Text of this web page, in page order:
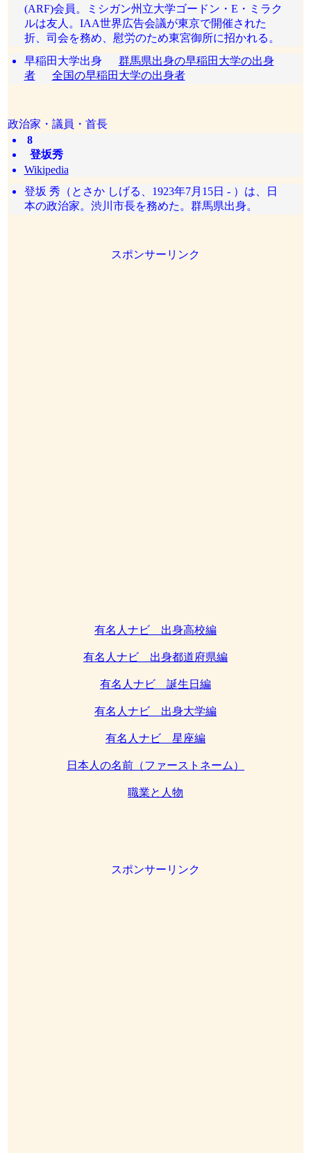
(ARF)会員。ミシガン州立大学ゴードン・E・ミラク
ルは友人。IAA世界広告会議が東京で開催された
折、司会を務め、慰労のため東宮御所に招かれる。
早稲田大学出身 群馬県出身の早稲田大学の出身
者
全国の早稲田大学の出身者
政治家・議員・首長
8
登坂秀
Wikipedia
登坂 秀（とさか しげる、1923年7月15日 - ）は、日
本の政治家。渋川市長を務めた。群馬県出身。
スポンサーリンク
有名人ナビ 出身高校編
有名人ナビ 出身都道府県編
有名人ナビ 誕生日編
有名人ナビ 出身大学編
有名人ナビ 星座編
日本人の名前（ファーストネーム）
職業と人物
スポンサーリンク